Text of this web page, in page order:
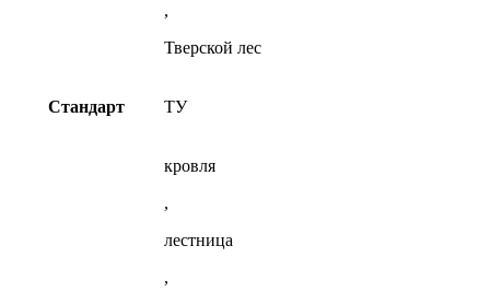
,
Тверской лес
Стандарт ТУ
кровля
,
лестница
,